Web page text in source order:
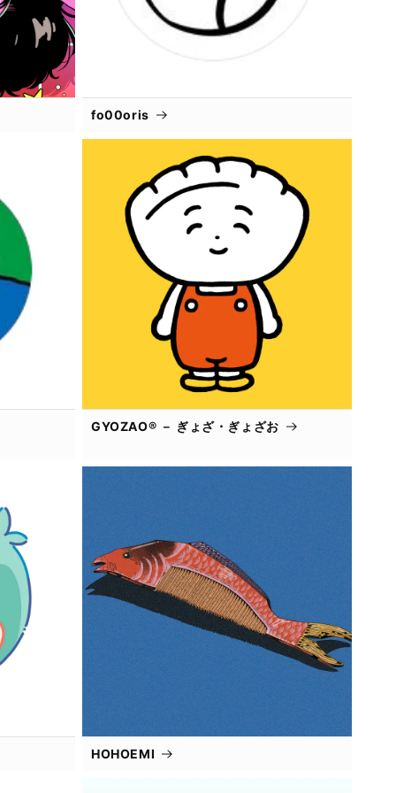
fo00oris
GYOZAO® － ぎょざ・ぎょざお
HOHOEMI